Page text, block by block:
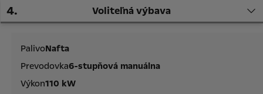
4. Voliteľná výbava
PalivoNafta
Prevodovka6-stupňová manuálna
Výkon110 kW